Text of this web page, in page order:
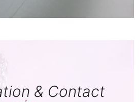
& Contact